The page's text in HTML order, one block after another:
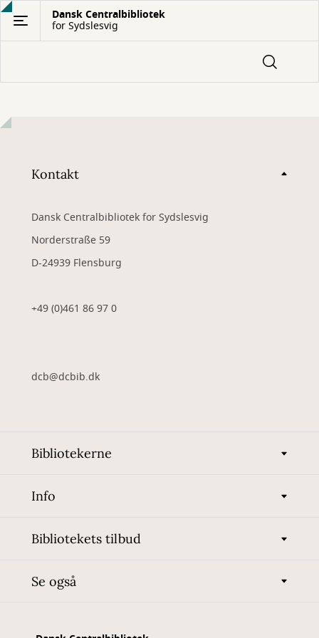
Gå
hovedindhold
Dansk Centralbibliotek
for Sydslesvig
Kontakt
Dansk Centralbibliotek for Sydslesvig
Norderstraße 59
D-24939 Flensburg
+49 (0)461 86 97 0
dcb@dcbib.dk
Bibliotekerne
Info
Bibliotekets tilbud
Se også